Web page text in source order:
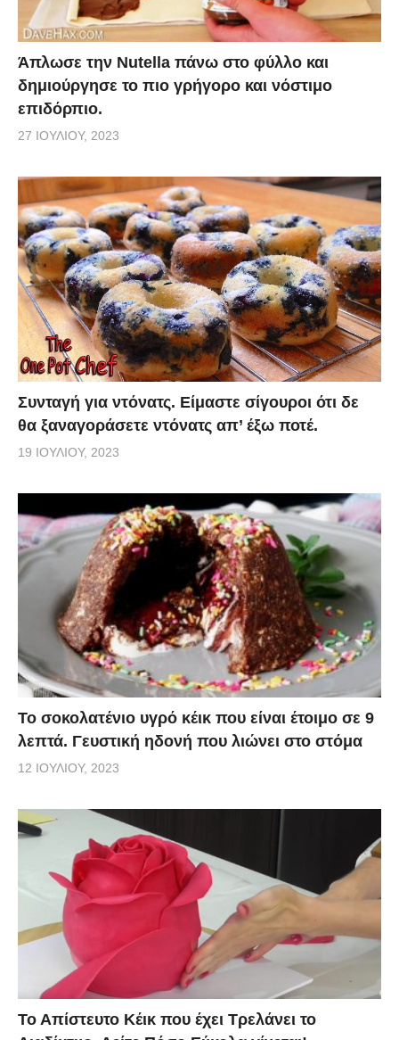
Άπλωσε την Nutella πάνω στο φύλλο και
δημιούργησε το πιο γρήγορο και νόστιμο
επιδόρπιο.
27 ΙΟΥΛΊΟΥ, 2023
Συνταγή για ντόνατς. Είμαστε σίγουροι ότι δε
θα ξαναγοράσετε ντόνατς απ’ έξω ποτέ.
19 ΙΟΥΛΊΟΥ, 2023
Το σοκολατένιο υγρό κέικ που είναι έτοιμο σε 9
λεπτά. Γευστική ηδονή που λιώνει στο στόμα
12 ΙΟΥΛΊΟΥ, 2023
Το Απίστευτο Κέικ που έχει Τρελάνει το